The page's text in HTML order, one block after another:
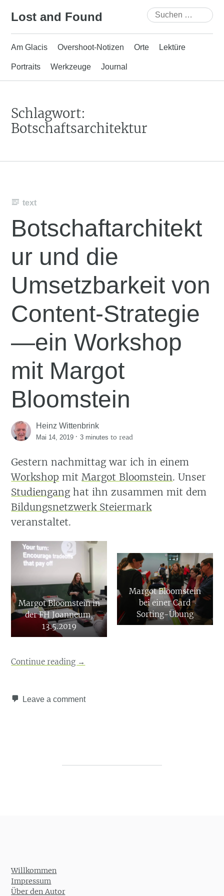
Lost and Found
Suchen
nach:
Am Glacis Overshoot-Notizen Orte Lektüre
Portraits Werkzeuge Journal
Schlagwort:
Botschaftsarchitektur
text
Botschaftarchitekt
ur und die
Umsetzbarkeit von
Content-Strategie
—ein Workshop
mit Margot
Bloomstein
Heinz Wittenbrink
Mai 14, 2019 ·3 minutes to read
Gestern nachmittag war ich in einem
Workshop mitMargot Bloomstein. Unser
Studienganghat ihn zusammen mit dem
Bildungsnetzwerk Steiermark
veranstaltet.
Margot Bloomstein in
der FH Joanneum,
13.5.2019
Margot Bloomstein
bei einer Card
Sorting-Übung
Continue reading →
Leave a comment
Willkommen
Impressum
Über den Autor